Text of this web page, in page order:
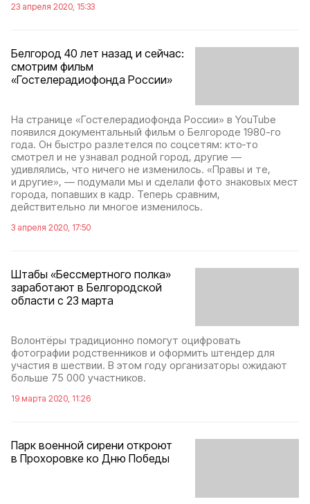
23 апреля 2020, 15:33
Белгород 40 лет назад и сейчас:
смотрим фильм
«Гостелерадиофонда России»
На странице «Гостелерадиофонда России» в YouTube
появился документальный фильм о Белгороде 1980-го
года. Он быстро разлетелся по соцсетям: кто‑то
смотрел и не узнавал родной город, другие —
удивлялись, что ничего не изменилось. «Правы и те,
и другие», — подумали мы и сделали фото знаковых мест
города, попавших в кадр. Теперь сравним,
действительно ли многое изменилось.
3 апреля 2020, 17:50
Штабы «Бессмертного полка»
заработают в Белгородской
области с 23 марта
Волонтёры традиционно помогут оцифровать
фотографии родственников и оформить штендер для
участия в шествии. В этом году организаторы ожидают
больше 75 000 участников.
19 марта 2020, 11:26
Парк военной сирени откроют
в Прохоровке ко Дню Победы